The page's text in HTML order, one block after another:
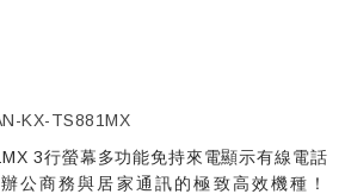
KX-TS881MX
3行螢幕多功能免持來電顯示有線電話
公商務與居家通訊的極致高效機種！